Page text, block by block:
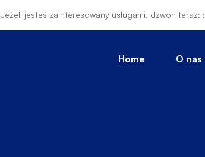
Jeżeli jesteś zainteresowany usługami, dzwoń teraz: :
Home O nas